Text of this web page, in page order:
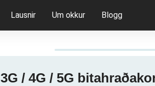
Lausnir Um okkur Blogg
3G / 4G / 5G